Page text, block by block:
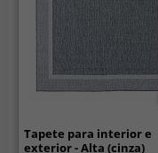
Tapete para interior e
exterior - Alta (cinza)